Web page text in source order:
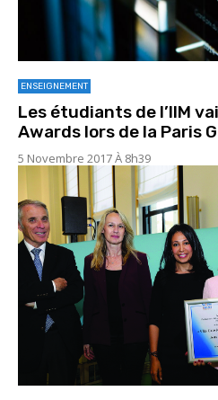
ENSEIGNEMENT
Les étudiants de l’IIM
Awards lors de la Paris
5 Novembre 2017 À 8h39